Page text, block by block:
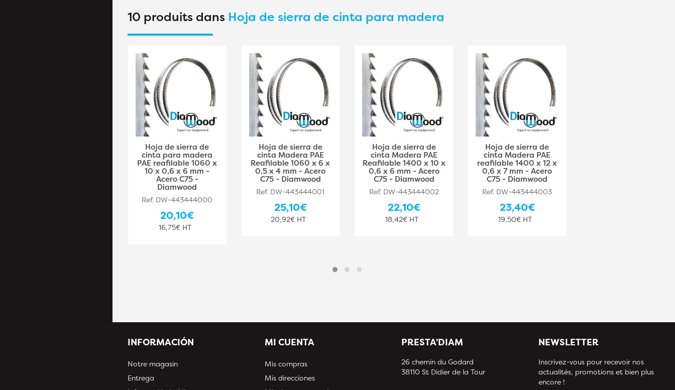
10 produits dans Hoja de sierra de cinta para madera
Hoja de sierra de
cinta para madera
PAE reafilable 1060 x
10 x 0,6 x 6 mm -
Acero C75 -
Diamwood
Ref. DW-443444000
20,10€
16,75€ HT
Hoja de sierra de
cinta Madera PAE
Reafilable 1060 x 6 x
0,5 x 4 mm - Acero
C75 - Diamwood
Ref. DW-443444001
25,10€
20,92€ HT
Hoja de sierra de
cinta Madera PAE
Reafilable 1400 x 10 x
0,6 x 6 mm - Acero
C75 - Diamwood
Ref. DW-443444002
22,10€
18,42€ HT
Hoja de sierra de
cinta Madera PAE
reafilable 1400 x 12 x
0,6 x 7 mm - Acero
C75 - Diamwood
Ref. DW-443444003
23,40€
19,50€ HT
INFORMACIÓN
Notre magasin
Entrega
MI CUENTA
Mis compras
Mis direcciones
PRESTA'DIAM
26 chemin du Godard
38110 St Didier de la Tour
NEWSLETTER
Inscrivez-vous pour recevoir nos
actualités, promotions et bien plus
encore !